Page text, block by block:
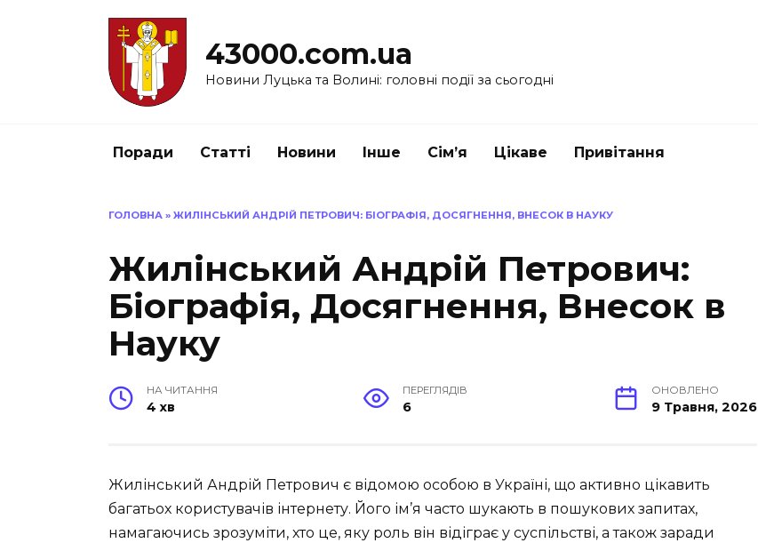
43000.com.ua
Новини Луцька та Волині: головні події за сьогодні
Поради Статті Новини Інше Сім’я Цікаве Привітання
ГОЛОВНА » ЖИЛІНСЬКИЙ АНДРІЙ ПЕТРОВИЧ: БІОГРАФІЯ, ДОСЯГНЕННЯ, ВНЕСОК В НАУКУ
Жилінський Андрій Петрович:
Біографія, Досягнення, Внесок в
Науку
НА ЧИТАННЯ
4 хв
ПЕРЕГЛЯДІВ
6
ОНОВЛЕНО
9 Травня, 2026
Жилінський Андрій Петрович є відомою особою в Україні, що активно цікавить
багатьох користувачів інтернету. Його ім’я часто шукають в пошукових запитах,
намагаючись зрозуміти, хто це, яку роль він відіграє у суспільстві, а також заради